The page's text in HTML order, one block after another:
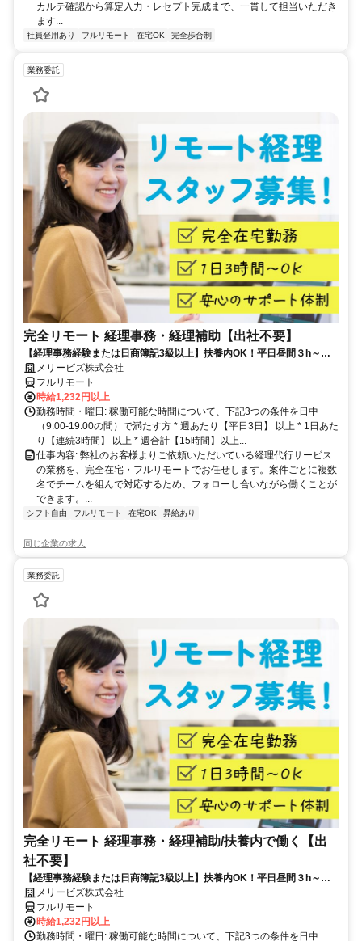
カルテ確認から算定入力・レセプト完成まで、一貫して担当いただき
ます...
社員登用あり フルリモート 在宅OK 完全歩合制
業務委託
完全リモート 経理事務・経理補助【出社不要】
【経理事務経験または日商簿記3級以上】扶養内OK！平日昼間３h～。
完全在宅で育児・介護中の方も大歓迎♪
メリービズ株式会社
フルリモート
時給1,232円以上
勤務時間・曜日: 稼働可能な時間について、下記3つの条件を日中
（9:00-19:00の間）で満たす方 * 週あたり【平日3日】 以上 * 1日あた
り【連続3時間】 以上 * 週合計【15時間】以上...
仕事内容: 弊社のお客様よりご依頼いただいている経理代行サービス
の業務を、完全在宅・フルリモートでお任せします。案件ごとに複数
名でチームを組んで対応するため、フォローし合いながら働くことが
できます。...
シフト自由 フルリモート 在宅OK 昇給あり
同じ企業の求人
業務委託
完全リモート 経理事務・経理補助/扶養内で働く【出
社不要】
【経理事務経験または日商簿記3級以上】扶養内OK！平日昼間３h～。
完全在宅で育児・介護中の方も大歓迎♪
メリービズ株式会社
フルリモート
時給1,232円以上
勤務時間・曜日: 稼働可能な時間について、下記3つの条件を日中